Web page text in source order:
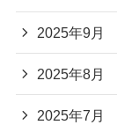
2025年9月
2025年8月
2025年7月